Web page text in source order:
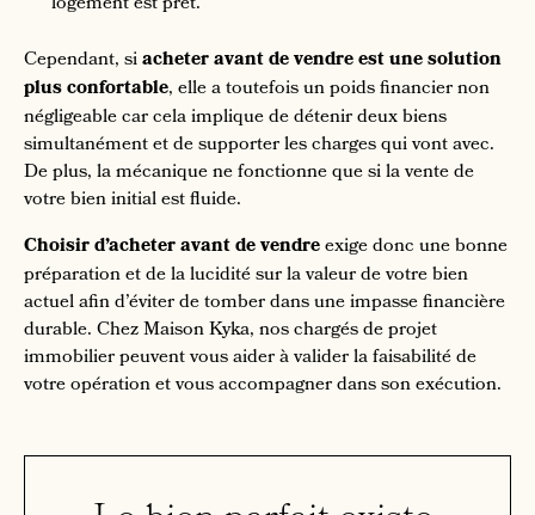
Cependant, siacheter avant de vendre est une solution
plus confortable, elle a toutefois un poids financier non
négligeable car cela implique de détenir deux biens
simultanément et de supporter les charges qui vont avec.
De plus, la mécanique ne fonctionne que si la vente de
votre bien initial est fluide.
Choisir d’acheter avant de vendreexige donc une bonne
préparation et de la lucidité sur la valeur de votre bien
actuel afin d’éviter de tomber dans une impasse financière
durable. Chez Maison Kyka, nos chargés de projet
immobilier peuvent vous aider à valider la faisabilité de
votre opération et vous accompagner dans son exécution.